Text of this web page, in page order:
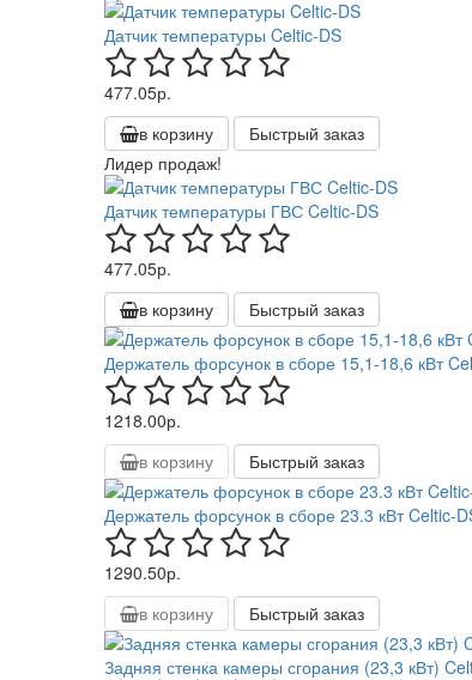
Датчик температуры Celtic-DS
477.05р.
в корзину
Быстрый заказ
Лидер продаж!
Датчик температуры ГВС Celtic-DS
477.05р.
в корзину
Быстрый заказ
Держатель форсунок в сборе 15,1-18,6 кВт
1218.00р.
в корзину
Быстрый заказ
Держатель форсунок в сборе 23.3 кВт Celtic-
1290.50р.
в корзину
Быстрый заказ
Задняя стенка камеры сгорания (23,3 кВт)